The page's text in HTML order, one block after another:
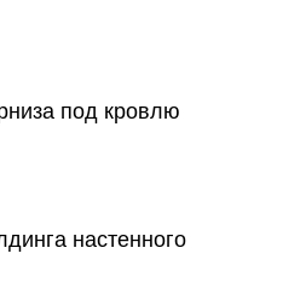
под кровлю
настенного